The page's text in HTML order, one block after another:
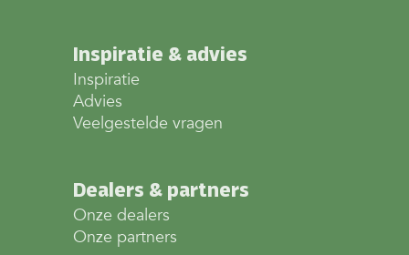
Inspiratie & advies
Inspiratie
Advies
Veelgestelde vragen
Dealers & partners
Onze dealers
Onze partners